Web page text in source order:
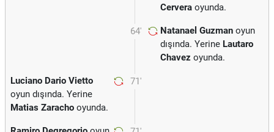
Cervera oyunda.
64' Natanael Guzman oyun
dışında. Yerine Lautaro
Chavez oyunda.
71'
Luciano Dario Vietto
oyun dışında. Yerine
Matias Zaracho oyunda.